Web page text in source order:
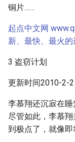
铜片……
起点中文网
新、最快、最火的
3 盗窃计划
更新时间2010-2-
李慕翔还沉寂在睡
尽管如此，李慕
到极点了，就像即